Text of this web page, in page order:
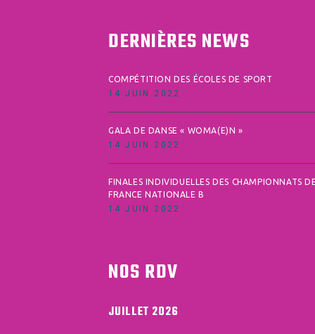
DERNIÈRES NEWS
COMPÉTITION DES ÉCOLES DE SPORT
14 JUIN 2022
GALA DE DANSE « WOMA(E)N »
14 JUIN 2022
FINALES INDIVIDUELLES DES CHAMPIONNATS
FRANCE NATIONALE B
14 JUIN 2022
NOS RDV
JUILLET 2026